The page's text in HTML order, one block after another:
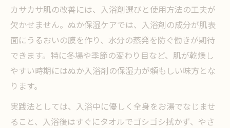
カサカサ肌の改善には、入浴剤選びと使用方法の工夫が
欠かせません。ぬか保湿ケアでは、入浴剤の成分が肌表
面にうるおいの膜を作り、水分の蒸発を防ぐ働きが期待
できます。特に冬場や季節の変わり目など、肌が乾燥し
やすい時期にはぬか入浴剤の保湿力が頼もしい味方とな
ります。
実践法としては、入浴中に優しく全身をお湯でなじませ
ること、入浴後はすぐにタオルでゴシゴシ拭かず、やさ